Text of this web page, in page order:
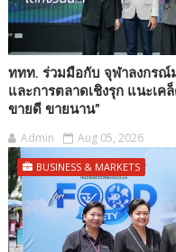
ททท. ร่วมมือกับ จุฬาลงกรณ์
และการตลาดเชิงรุก แนะเค
ขายดี ขายนาน”
Admin Aug 05, 2026
BUSINESS & MARKETS